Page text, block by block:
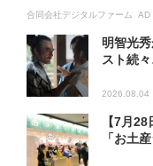
合同会社デジタルファーム AD
明智光
スト続
2026.08.04
【7月
「お土